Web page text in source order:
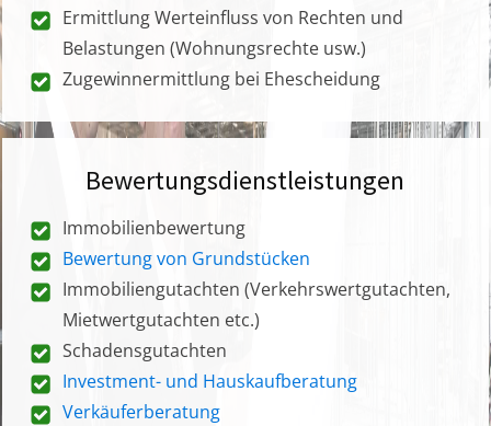
Ermittlung Werteinfluss von Rechten und
Belastungen (Wohnungsrechte usw.)
Zugewinnermittlung bei Ehescheidung
Bewertungsdienstleistungen
Immobilienbewertung
Bewertung von Grundstücken
Immobiliengutachten (Verkehrswertgutachten,
Mietwertgutachten etc.)
Schadensgutachten
Investment- und Hauskaufberatung
Verkäuferberatung